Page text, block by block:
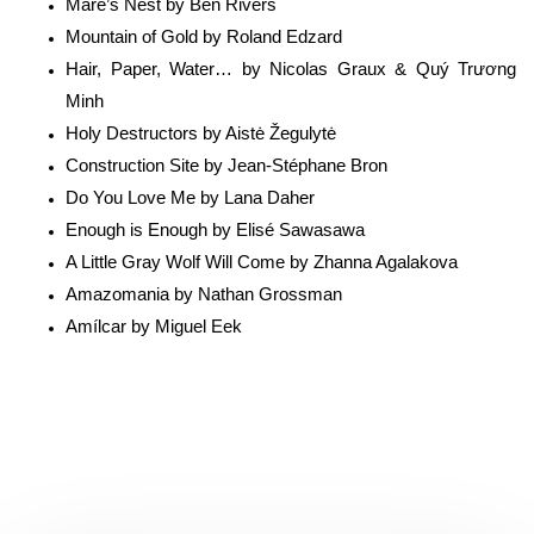
Mare’s Nest by Ben Rivers
Mountain of Gold by Roland Edzard
Hair, Paper, Water… by Nicolas Graux & Quý Trương
Minh
Holy Destructors by Aistė Žegulytė
Construction Site by Jean-Stéphane Bron
Do You Love Me by Lana Daher
Enough is Enough by Elisé Sawasawa
A Little Gray Wolf Will Come by Zhanna Agalakova
Amazomania by Nathan Grossman
Amílcar by Miguel Eek